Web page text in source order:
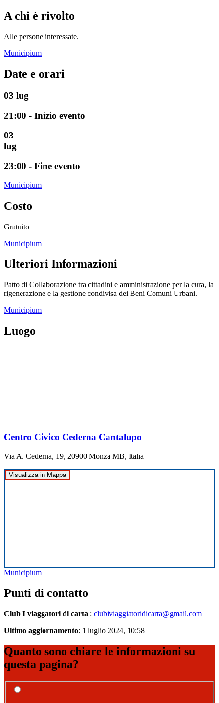
A chi è rivolto
Alle persone interessate.
Municipium
Date e orari
03 lug
21:00 - Inizio evento
03
lug
23:00 - Fine evento
Municipium
Costo
Gratuito
Municipium
Ulteriori Informazioni
Patto di Collaborazione tra cittadini e amministrazione per la cura, la
rigenerazione e la gestione condivisa dei Beni Comuni Urbani.
Municipium
Luogo
Centro Civico Cederna Cantalupo
Via A. Cederna, 19, 20900 Monza MB, Italia
Visualizza in Mappa
Municipium
Punti di contatto
Club I viaggatori di carta : clubiviaggiatoridicarta@gmail.com
Ultimo aggiornamento: 1 luglio 2024, 10:58
Quanto sono chiare le informazioni su
questa pagina?